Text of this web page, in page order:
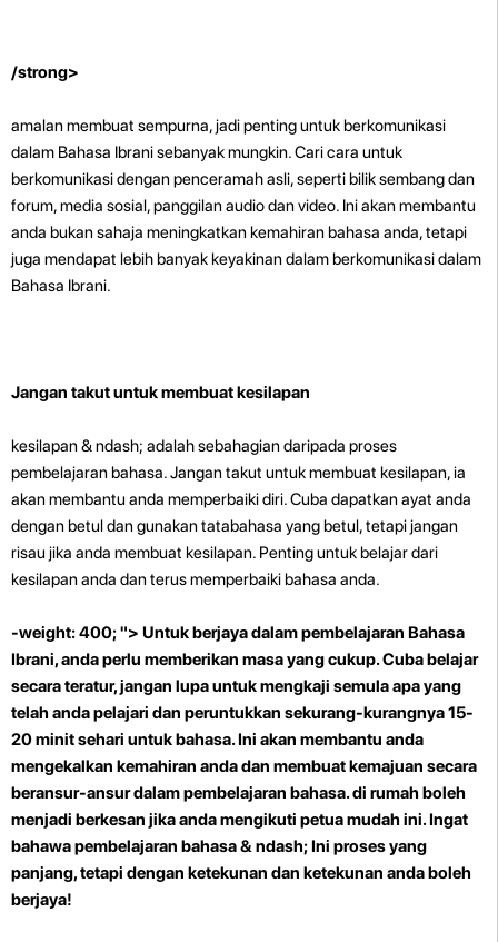
/strong>
amalan membuat sempurna, jadi penting untuk berkomunikasi
dalam Bahasa Ibrani sebanyak mungkin. Cari cara untuk
berkomunikasi dengan penceramah asli, seperti bilik sembang dan
forum, media sosial, panggilan audio dan video. Ini akan membantu
anda bukan sahaja meningkatkan kemahiran bahasa anda, tetapi
juga mendapat lebih banyak keyakinan dalam berkomunikasi dalam
Bahasa Ibrani.
Jangan takut untuk membuat kesilapan
kesilapan & ndash; adalah sebahagian daripada proses
pembelajaran bahasa. Jangan takut untuk membuat kesilapan, ia
akan membantu anda memperbaiki diri. Cuba dapatkan ayat anda
dengan betul dan gunakan tatabahasa yang betul, tetapi jangan
risau jika anda membuat kesilapan. Penting untuk belajar dari
kesilapan anda dan terus memperbaiki bahasa anda.
-weight: 400; "> Untuk berjaya dalam pembelajaran Bahasa
Ibrani, anda perlu memberikan masa yang cukup. Cuba belajar
secara teratur, jangan lupa untuk mengkaji semula apa yang
telah anda pelajari dan peruntukkan sekurang-kurangnya 15-
20 minit sehari untuk bahasa. Ini akan membantu anda
mengekalkan kemahiran anda dan membuat kemajuan secara
beransur-ansur dalam pembelajaran bahasa. di rumah boleh
menjadi berkesan jika anda mengikuti petua mudah ini. Ingat
bahawa pembelajaran bahasa & ndash; Ini proses yang
panjang, tetapi dengan ketekunan dan ketekunan anda boleh
berjaya!